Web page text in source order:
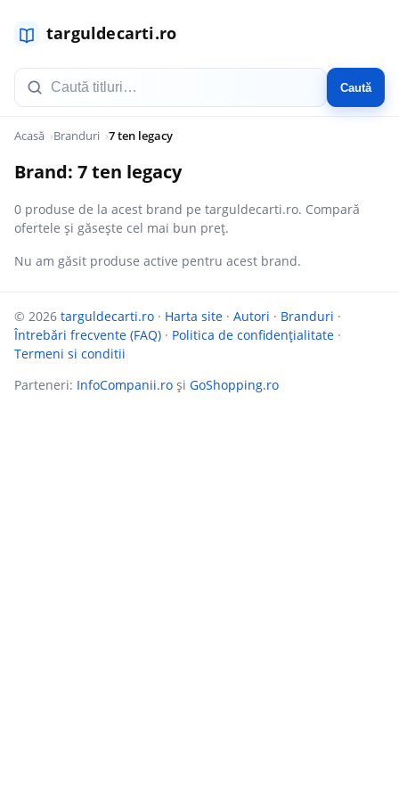
Caută
Acasă Branduri 7 ten legacy
Brand: 7 ten legacy
0 produse de la acest brand pe targuldecarti.ro. Compară
ofertele și găsește cel mai bun preț.
Nu am găsit produse active pentru acest brand.
© 2026 targuldecarti.ro · Harta site · Autori · Branduri ·
Întrebări frecvente (FAQ) · Politica de confidențialitate ·
Termeni si conditii
Parteneri: InfoCompanii.ro și GoShopping.ro